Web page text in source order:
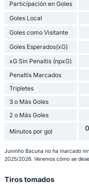
Participación en Goles
Goles Local
Goles como Visitante
Goles Esperados(xG)
xG Sin Penaltis (npxG)
Penaltis Marcados
Tripletes
3 o Más Goles
2 o Más Goles
Minutos por gol
Juninho Bacuna no ha marcado
2025/2026. Veremos cómo se
Tiros tomados